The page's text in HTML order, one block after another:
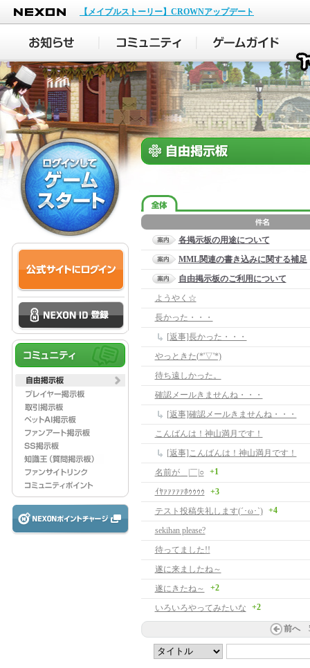
NEXON
【メイプルストーリー】CROWNアップデート
各掲示板の用途について
MML関連の書き込みに関する補足
自由掲示板のご利用について
ようやく☆
長かった・・・
[返事]長かった・・・
やっときた(*'▽'*)
待ち遠しかった。
確認メールきませんね・・・
[返事]確認メールきませんね・・・
こんばんは！神山満月です！
[返事]こんばんは！神山満月です！
名前が＿|￣|○
+1
ｲﾔｧｧｧｧｧﾎｩｩｩｩ
+3
テスト投稿失礼します(´･ω･`)
+4
sekihan please?
待ってました!!
遂に来ましたね～
遂にきたね～
+2
いろいろやってみたいな +2
前へ